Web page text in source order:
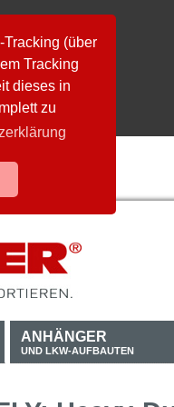
(über
Tracking
dieses in
zu
ANHÄNGER
UND LKW-AUFBAUTEN